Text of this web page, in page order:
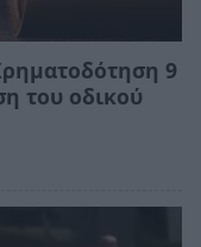
9
του οδικού